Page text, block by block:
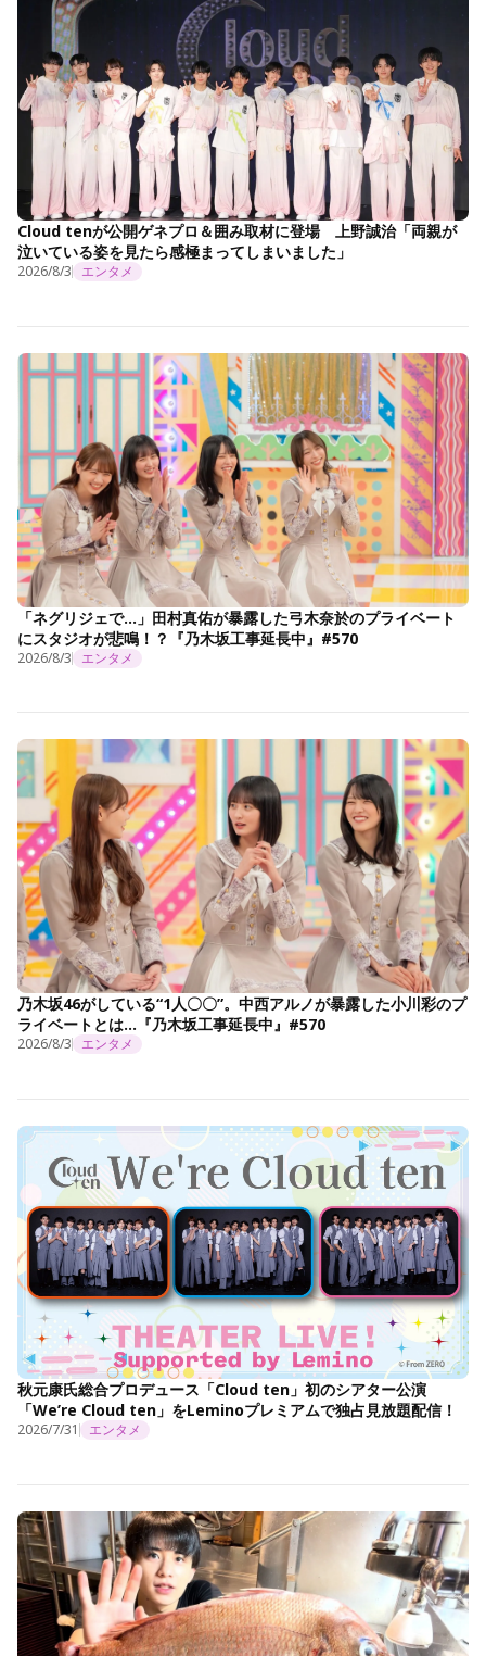
Cloud tenが公開ゲネプロ＆囲み取材に登場 上野誠治「両親が
泣いている姿を見たら感極まってしまいました」
2026/8/3 エンタメ
「ネグリジェで…」田村真佑が暴露した弓木奈於のプライベート
にスタジオが悲鳴！？『乃木坂工事延長中』#570
2026/8/3 エンタメ
乃木坂46がしている“1人〇〇”。中西アルノが暴露した小川彩のプ
ライベートとは…『乃木坂工事延長中』#570
2026/8/3 エンタメ
秋元康氏総合プロデュース「Cloud ten」初のシアター公演
「We’re Cloud ten」をLeminoプレミアムで独占見放題配信！
2026/7/31 エンタメ